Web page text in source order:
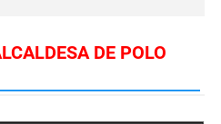
DE POLO